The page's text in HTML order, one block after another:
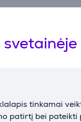
tinkamai
patirtį bei